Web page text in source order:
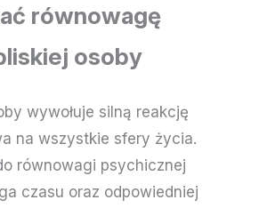
równowagę
osoby
wywołuje silną reakcję
na wszystkie sfery życia.
równowagi psychicznej
czasu oraz odpowiedniej